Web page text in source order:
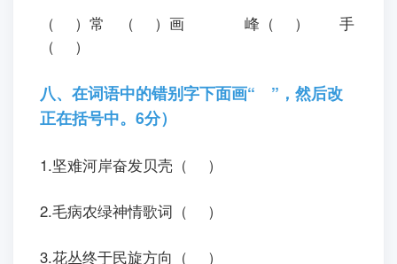
（ ）常 （ ）画 峰（ ）
手
（ ）
八、在词语中的错别字下面画“
”，然后改
正在括号中。6分）
1.坚难河岸奋发贝壳（ ）
2.毛病农绿神情歌词（ ）
3.花丛终于民旋方向（ ）